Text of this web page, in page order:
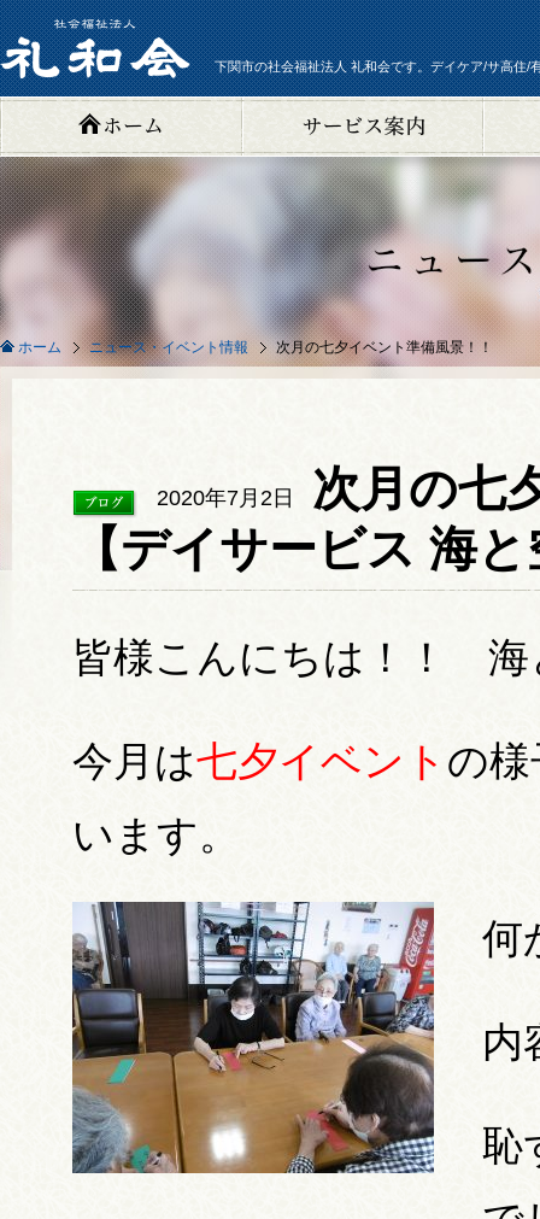
下関市の社会福祉法人 礼和会です。デイケア/サ高住/
ホーム ニュース・イベント情報 次月の七夕イベント準備風景！！
2020年7月2日
次月の七
【デイサービス 海
皆様こんにちは！！ 海
今月は七夕イベント の
います。
何
内
恥